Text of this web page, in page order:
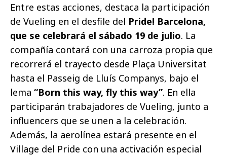
Entre estas acciones, destaca la participación
de Vueling en el desfile del Pride! Barcelona,
que se celebrará el sábado 19 de julio. La
compañía contará con una carroza propia que
recorrerá el trayecto desde Plaça Universitat
hasta el Passeig de Lluís Companys, bajo el
lema “Born this way, fly this way”. En ella
participarán trabajadores de Vueling, junto a
influencers que se unen a la celebración.
Además, la aerolínea estará presente en el
Village del Pride con una activación especial